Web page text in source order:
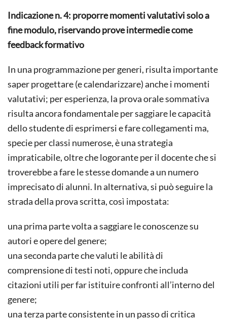
Indicazione n. 4: proporre momenti valutativi solo a
fine modulo, riservando prove intermedie come
feedback formativo
In una programmazione per generi, risulta importante
saper progettare (e calendarizzare) anche i momenti
valutativi; per esperienza, la prova orale sommativa
risulta ancora fondamentale per saggiare le capacità
dello studente di esprimersi e fare collegamenti ma,
specie per classi numerose, è una strategia
impraticabile, oltre che logorante per il docente che si
troverebbe a fare le stesse domande a un numero
imprecisato di alunni. In alternativa, si può seguire la
strada della prova scritta, così impostata:
una prima parte volta a saggiare le conoscenze su
autori e opere del genere;
una seconda parte che valuti le abilità di
comprensione di testi noti, oppure che includa
citazioni utili per far istituire confronti all’interno del
genere;
una terza parte consistente in un passo di critica